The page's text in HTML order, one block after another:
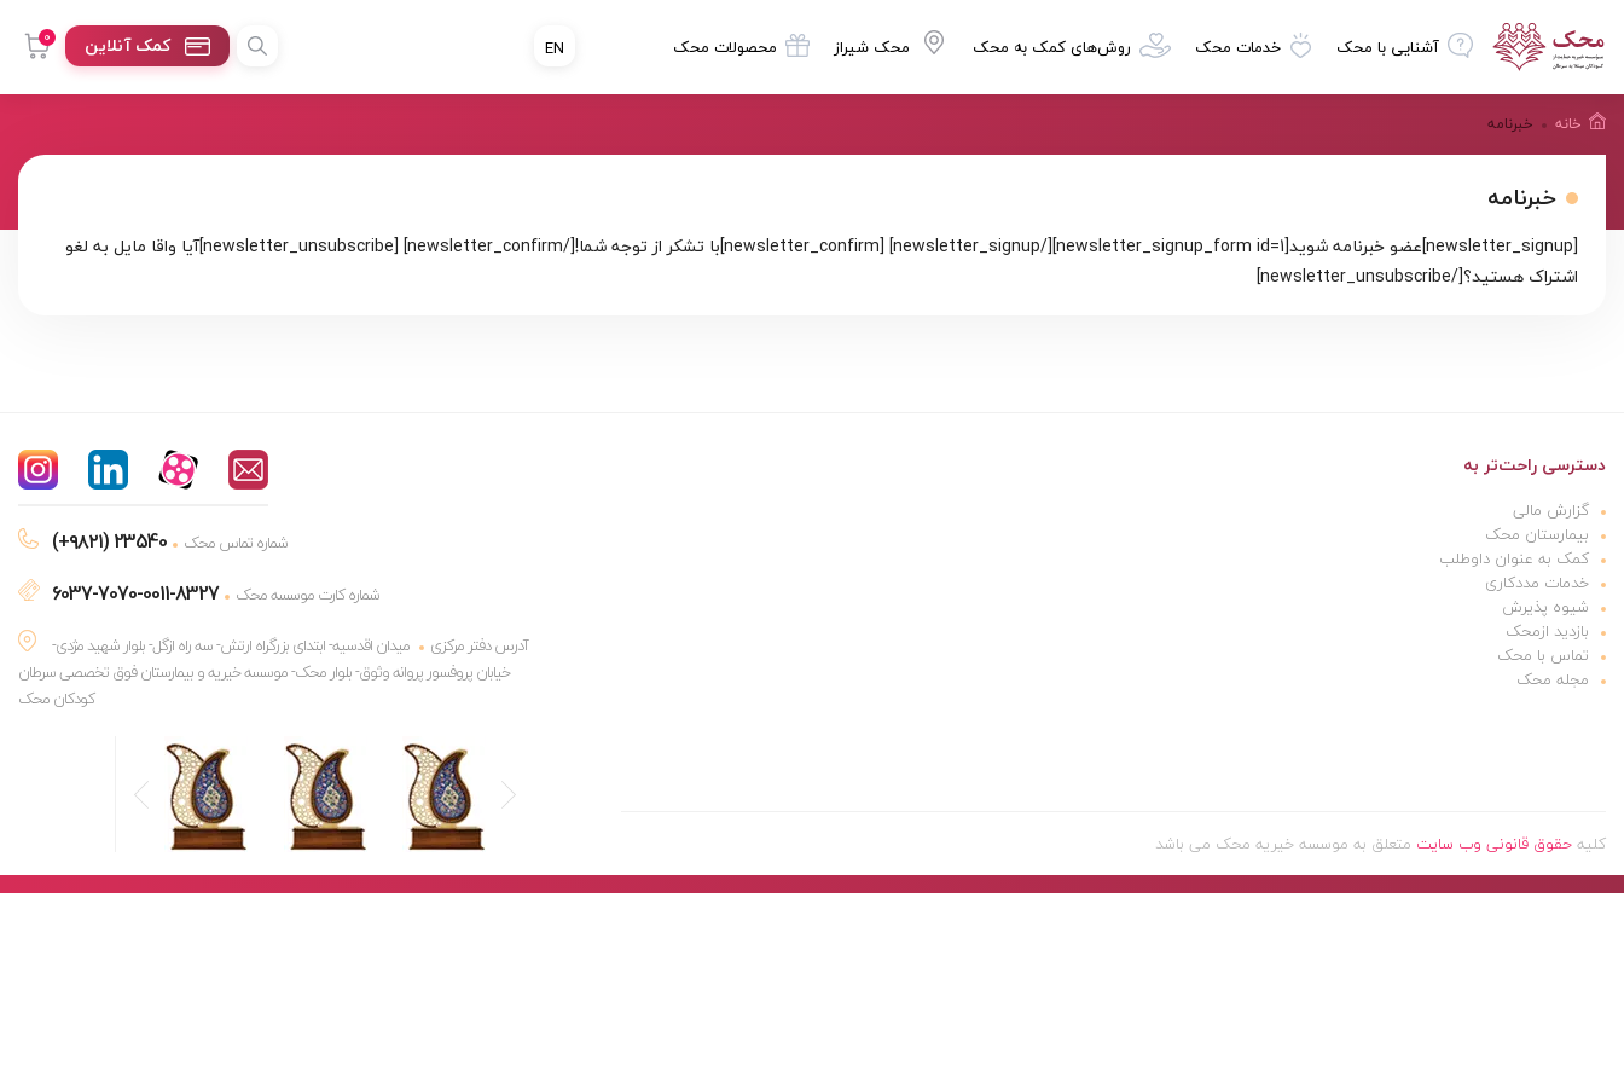
آشنایی با محک خدمات محک روش‌های کمک به محک محک شیراز محصولات محک 0 کمک آنلاین EN
خانه خبرنامه
خبرنامه
[newsletter_signup]عضو خبرنامه شوید[newsletter_signup_form id=1][/newsletter_signup] [newsletter_confirm]با تشکر از توجه شما![/newsletter_confirm] [newsletter_unsubscribe]آیا واقا مایل به لغو
اشتراک هستید؟[/newsletter_unsubscribe]
دسترسی راحت‌تر به
گزارش مالی
بیمارستان محک
کمک به عنوان داوطلب
خدمات مددکاری
شیوه پذیرش
بازدید ازمحک
تماس با محک
مجله محک
(+۹۸۲۱) 23540 شماره تماس محک
6037-7070-0011-8327
شماره کارت موسسه محک
آدرس دفتر مرکزی
میدان اقدسیه- ابتدای بزرگراه ارتش- سه راه ازگل- بلوار شهید مژدی-
خیابان پروفسور پروانه وثوق- بلوار محک- موسسه خیریه و بیمارستان فوق تخصصی سرطان
کودکان محک
کلیهحقوق قانونی وب سایت متعلق به موسسه خیریه محک می باشد